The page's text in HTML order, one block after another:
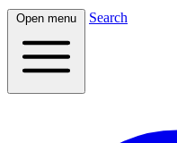
Open menu Search